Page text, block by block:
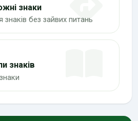
знаки
без зайвих питань
знаків